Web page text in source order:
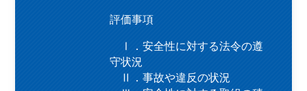
評価事項
Ⅰ．安全性に対する法令の遵
守状況
Ⅱ．事故や違反の状況